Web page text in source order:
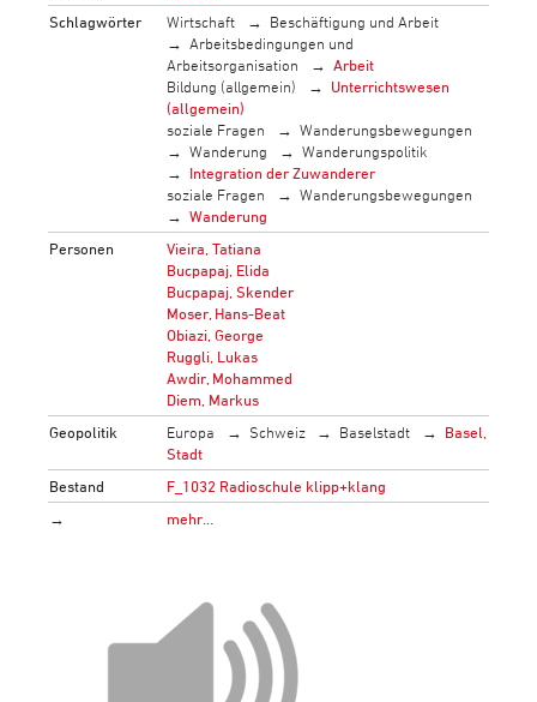
Schlagwörter
Wirtschaft
Beschäftigung und Arbeit
Arbeitsbedingungen und
Arbeitsorganisation
Arbeit
Bildung (allgemein)
Unterrichtswesen
(allgemein)
soziale Fragen
Wanderungsbewegungen
Wanderung
Wanderungspolitik
Integration der Zuwanderer
soziale Fragen
Wanderungsbewegungen
Wanderung
Personen
Vieira, Tatiana
Bucpapaj, Elida
Bucpapaj, Skender
Moser, Hans-Beat
Obiazi, George
Ruggli, Lukas
Awdir, Mohammed
Diem, Markus
Geopolitik
Europa Schweiz Baselstadt
Basel,
Stadt
Bestand
F_1032 Radioschule klipp+klang
→
mehr…